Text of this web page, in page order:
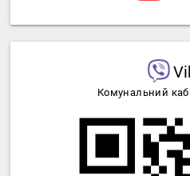
Комунальний